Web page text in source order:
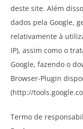
deste site. Além
dados pela Google,
relativamente à
IP), assim como o
Google, fazendo o
Browser-Plugin
(http://
Termo de